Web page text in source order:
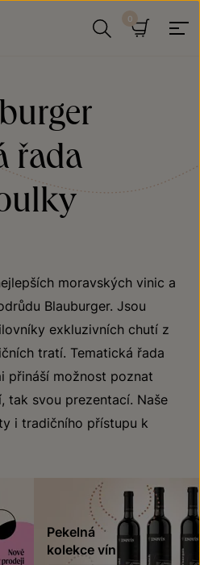
řada
moravských vinic a
Blauburger. Jsou
exkluzivních chutí z
tratí. Tematická řada
přináší možnost poznat
tak svou prezentací. Naše
i tradičního přístupu k
Pekelná
kolekce vín